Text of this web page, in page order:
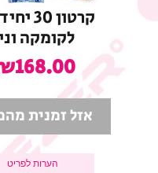
קרטון
לקומקה
אזל זמנית
הערות לפריט